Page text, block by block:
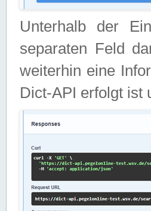
Unterhalb der
separaten Feld
weiterhin eine
Dict-API erfolgt ist